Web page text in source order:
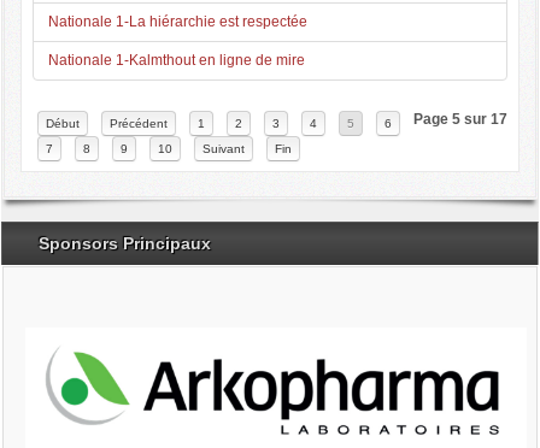
Nationale 1-La hiérarchie est respectée
Nationale 1-Kalmthout en ligne de mire
Page 5 sur 17
Début Précédent 1 2 3 4 5
6
7
8 9 10 Suivant Fin
Sponsors Principaux